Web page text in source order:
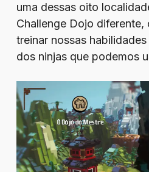
uma dessas oito
Challenge Dojo diferente,
treinar nossas
dos ninjas que podemos